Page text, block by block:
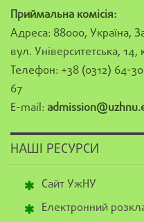
Приймальна комісія:
Адреса: 88000, Україна,
вул. Університетська, 14,
Телефон: +38 (0312) 64-
67
E-mail:
НАШІ РЕСУРСИ
Сайт УжНУ
Електронний